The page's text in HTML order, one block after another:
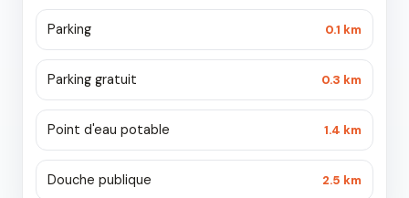
Parking 0.1 km
Parking gratuit 0.3 km
Point d'eau potable 1.4 km
Douche publique 2.5 km